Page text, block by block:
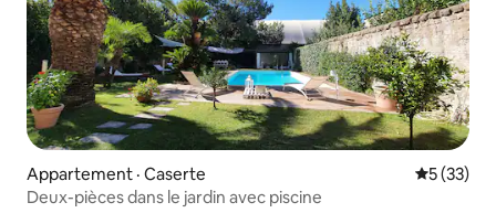
Appartement · Caserte Note
5 (33)
Deux-pièces dans le jardin avec piscine